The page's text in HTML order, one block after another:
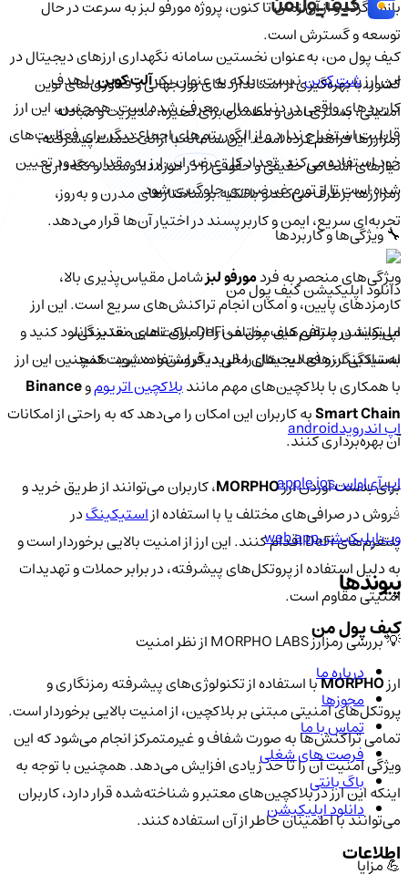
بازمی‌گردد و از آن زمان تا کنون، پروژه مورفو لبز به سرعت در حال
توسعه و گسترش است.
این ارزشت کویننیست، بلکه به عنوان یکآلت کوینبا هدف
کاربردهای واقعی در دنیای مالی معرفی شده است. همچنین، این ارز
قابلیت استخراج ندارد و از الگوریتم‌های اجماع دیگر برای فعالیت‌های
خود استفاده می‌کند. تعداد کل عرضه این ارز به مقدار محدود تعیین
شده است تا از تورم غیرضروری جلوگیری شود.
🔧 ویژگی‌ها و کاربردها
ویژگی‌های منحصر به فردمورفو لبزشامل مقیاس‌پذیری بالا،
کارمزدهای پایین، و امکان انجام تراکنش‌های سریع است. این ارز
می‌تواند در پلتفرم‌های مختلف DeFi برای تامین نقدینگی،
استیکینگ، و فعالیت‌های مالی دیگر استفاده شود. همچنین این ارز
با همکاری با بلاکچین‌های مهم مانندبلاکچین اتریوموBinance
Smart Chainبه کاربران این امکان را می‌دهد که به راحتی از امکانات
آن بهره‌برداری کنند.
برای بدست آوردن ارزMORPHO، کاربران می‌توانند از طریق خرید و
فروش در صرافی‌های مختلف یا با استفاده ازاستیکینگدر
پلتفرم‌های DeFi اقدام کنند. این ارز از امنیت بالایی برخوردار است و
به دلیل استفاده از پروتکل‌های پیشرفته، در برابر حملات و تهدیدات
امنیتی مقاوم است.
💡 بررسی رمزارز MORPHO LABS از نظر امنیت
ارزMORPHOبا استفاده از تکنولوژی‌های پیشرفته رمزنگاری و
پروتکل‌های امنیتی مبتنی بر بلاکچین، از امنیت بالایی برخوردار است.
تمامی تراکنش‌ها به صورت شفاف و غیرمتمرکز انجام می‌شود که این
ویژگی امنیت آن را تا حد زیادی افزایش می‌دهد. همچنین با توجه به
اینکه این ارز در بلاکچین‌های معتبر و شناخته‌شده قرار دارد، کاربران
می‌توانند با اطمینان خاطر از آن استفاده کنند.
💪 مزایا
کیف‌ پول من، به‌عنوان نخستین سامانه نگهداری ارزهای دیجیتال در
کشور، با بهره‌گیری از استانداردهای روز جهانی و فناوری‌های نوین
امنیتی، بستری امن و مطمئن برای ذخیره، مدیریت و مبادله
رمزارزها فراهم کرده است. این سامانه با ارائه خدمات پیشرفته،
نیازهای اشخاص حقیقی و حقوقی را در حوزه دادوستد و نگه‌داری
رمزارزها برطرف می‌کند و با تکیه بر ساختارهای مدرن و به‌روز،
تجربه‌ای سریع، ایمن و کاربرپسند در اختیار آن‌ها قرار می‌دهد.
دانلود اپلیکیشن کیف‌ پول من
اپلیکیشن صرافی کیف پول من را از مارکت‌های معتبر دانلود کنید و
به‌سادگی ارزهای دیجیتال را خرید، فروش و مدیریت کنید.
اپ اندرویدandroid
اپ آی‌او‌اسapple ios
وب اپلیکیشنweb app
پیوندها
کیف پول من
درباره ما
مجوزها
تماس با ما
فرصت های شغلی
باگ بانتی
دانلود اپلیکیشن
اطلاعات